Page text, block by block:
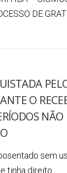
DE
O
sem
tinha direito.